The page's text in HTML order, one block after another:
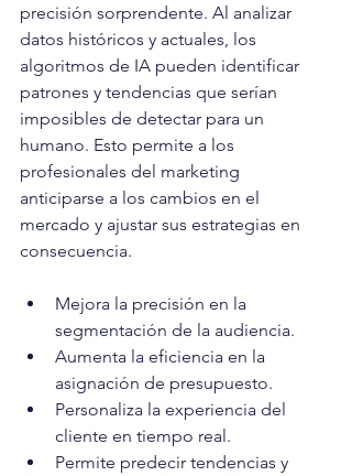
precisión sorprendente. Al analizar
datos históricos y actuales, los
algoritmos de IA pueden identificar
patrones y tendencias que serían
imposibles de detectar para un
humano. Esto permite a los
profesionales del marketing
anticiparse a los cambios en el
mercado y ajustar sus estrategias en
consecuencia.
Mejora la precisión en la
segmentación de la audiencia.
Aumenta la eficiencia en la
asignación de presupuesto.
Personaliza la experiencia del
cliente en tiempo real.
Permite predecir tendencias y